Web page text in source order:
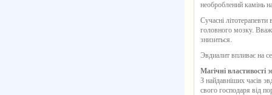
необроблений камінь
Сучасні
головного мозку.
знизиться.
Эвдиалит впливає на
Магічні властивості
З найдавніших часів
свого господаря від